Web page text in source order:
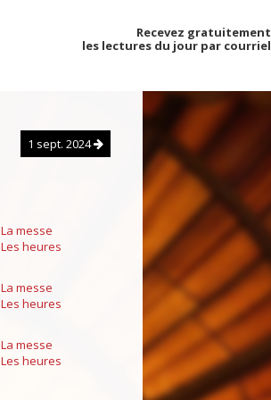
Recevez gratuitement
les lectures du jour par courriel
1 sept. 2024
La messe
Les heures
La messe
Les heures
La messe
Les heures